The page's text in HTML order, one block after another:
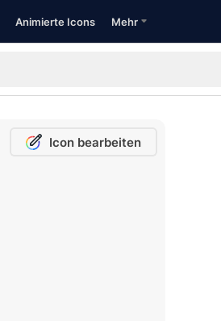
Animierte Icons Mehr
Icon bearbeiten